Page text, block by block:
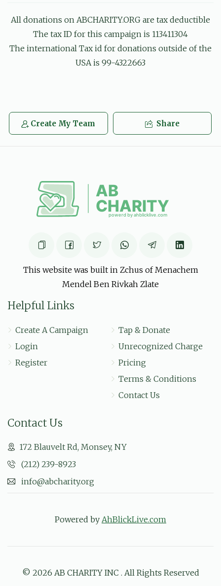
יואלי פערענץשלום נחמן טויב
6 months ago $36.00
Anonymousשלום נחמן טויב
אייזנער, אברהם אלי' אינדיג, נחום מרדכי בערקאוויטש, דוד יחיאל
גאנדל, ישראל משה גרינבלאט, מנחם מענדל דאסקאל, יצחק מנחם
דרעזנער, אבא האלצמאן, שמואל הורוויץ, שלום נחמן טויב, אלחנן בער
יאקאבאוויטש, א
6 months ago
ואמצו, כה לחי'
All donations on ABCHARITY.ORG are tax deductible
The tax ID for this campaign is 113411304
The international Tax id for donations outside of the
USA is 99-4322663
Create My Team Share
This website was built in Zchus of Menachem
Mendel Ben Rivkah Zlate
Helpful Links
Create A Campaign
Login
Register
Tap & Donate
Unrecognized Charge
Pricing
Terms & Conditions
Contact Us
Contact Us
172 Blauvelt Rd, Monsey, NY
(212) 239-8923
info@abcharity.org
Powered by AhBlickLive.com
© 2026 AB CHARITY INC . All Rights Reserved